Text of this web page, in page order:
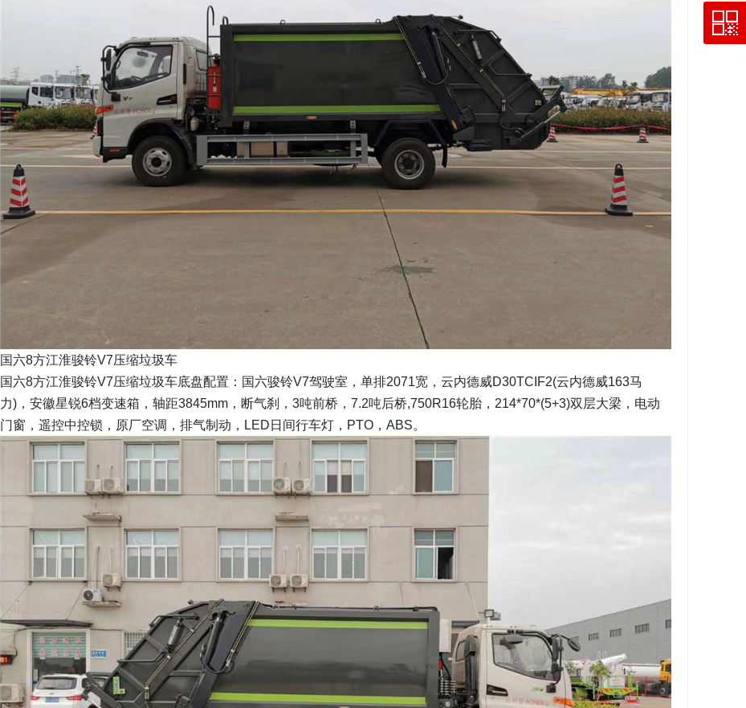
国六8方江淮骏铃V7压缩垃圾车
国六8方江淮骏铃V7压缩垃圾车底盘配置：国六骏铃V7驾驶室，单排2071宽，云内德威D30TCIF2(云内德威163马
力)，安徽星锐6档变速箱，轴距3845mm，断气刹，3吨前桥，7.2吨后桥,750R16轮胎，214*70*(5+3)双层大梁，电动
门窗，遥控中控锁，原厂空调，排气制动，LED日间行车灯，PTO，ABS。